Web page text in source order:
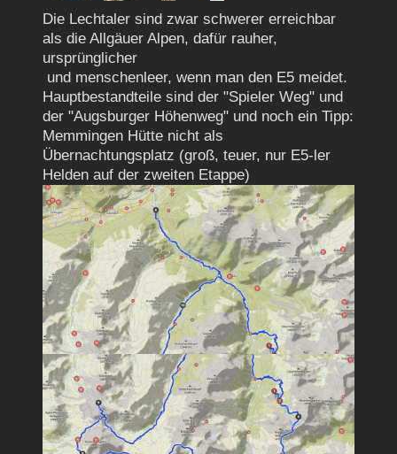
Die Lechtaler sind zwar schwerer erreichbar
als die Allgäuer Alpen, dafür rauher,
ursprünglicher
und menschenleer, wenn man den E5 meidet.
Hauptbestandteile sind der "Spieler Weg" und
der "Augsburger Höhenweg" und noch ein Tipp:
Memmingen Hütte nicht als
Übernachtungsplatz (groß, teuer, nur E5-ler
Helden auf der zweiten Etappe)